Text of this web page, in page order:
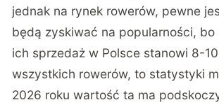
jednak na rynek rowerów, pewne
będą zyskiwać na popularności, bo
ich sprzedaż w Polsce stanowi 8-
wszystkich rowerów, to statystyki
2026 roku wartość ta ma